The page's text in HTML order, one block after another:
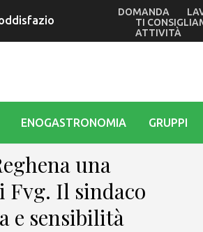
dopo la Udine-Subit
DOMANDA
TI
ATTIVITÀ
ENOGASTRONOMIA GRUPPI
una
Fvg. Il sindaco
e sensibilità